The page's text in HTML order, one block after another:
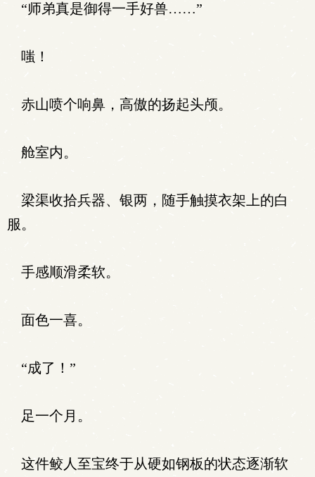
“师弟真是御得一手好兽……”
嗤！
赤山喷个响鼻，高傲的扬起头颅。
舱室内。
梁渠收拾兵器、银两，随手触摸衣架上的白
服。
手感顺滑柔软。
面色一喜。
“成了！”
足一个月。
这件鲛人至宝终于从硬如钢板的状态逐渐软